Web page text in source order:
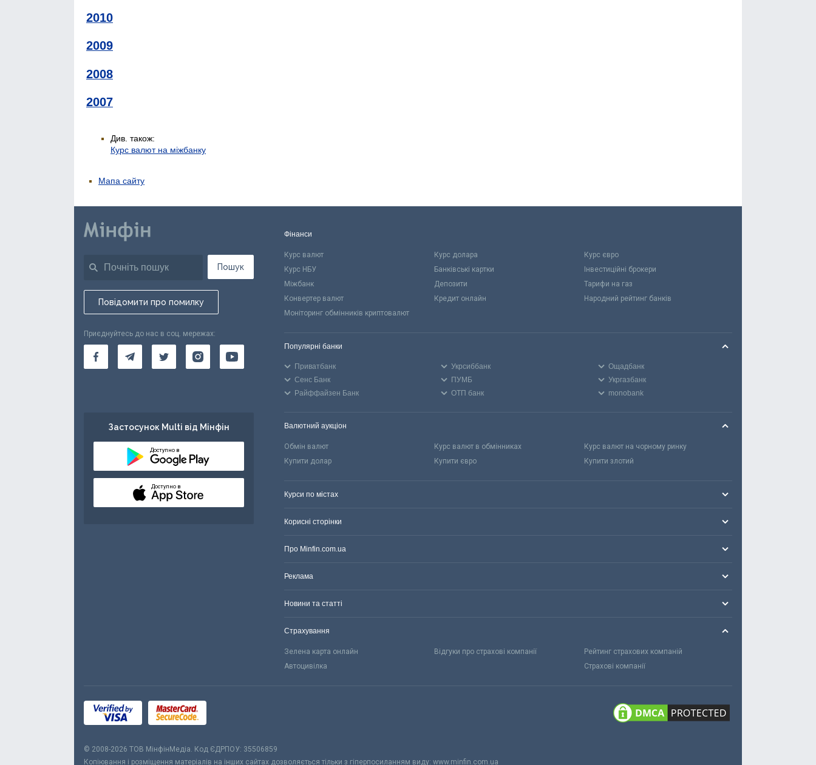
2010
2009
2008
2007
Див. також:
Курс валют на міжбанку
Мапа сайту
Пошук
Повідомити про помилку
Приєднуйтесь до нас в соц. мережах:
Застосунок Multi від Мінфін
Доступно в
Доступно в
Фінанси
Курс валют Курс долара
Курс євро
Курс НБУ
Банківські картки
Інвестиційні брокери
Міжбанк
Депозити
Тарифи на газ
Конвертер валют
Кредит онлайн
Народний рейтинг банків
Моніторинг обмінників криптовалют
Популярні банки
Приватбанк Укрсиббанк
Ощадбанк
Сенс Банк
ПУМБ
Укргазбанк
Райффайзен Банк
ОТП банк monobank
Валютний аукціон
Обмін валют Курс валют в обмінниках
Курс валют на чорному ринку
Купити долар
Купити євро Купити злотий
Курси по містах
Корисні сторінки
Про Minfin.com.ua
Реклама
Новини та статті
Страхування
Зелена карта онлайн Відгуки про страхові компанії
Рейтинг страхових компаній
Автоцивілка
Страхові компанії
© 2008-2026 ТОВ МiнфiнМедiа. Код ЄДРПОУ: 35506859
Копіювання і розміщення матеріалів на інших сайтах дозволяється тільки з гіперпосиланням виду: www.minfin.com.ua